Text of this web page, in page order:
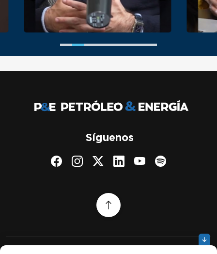
Síguenos